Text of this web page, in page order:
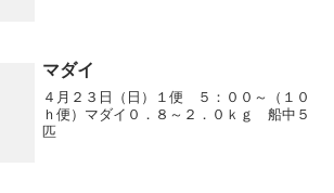
マダイ
４月２３日（日）１便 ５：００～（１０
ｈ便）マダイ０．８～２．０ｋｇ 船中５
匹